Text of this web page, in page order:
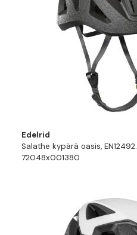
Edelrid
Salathe kypärä oasis,
72048x001380